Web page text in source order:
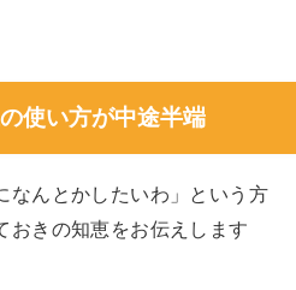
使い方が中途半端
なんとかしたいわ」という方
おきの知恵をお伝えします